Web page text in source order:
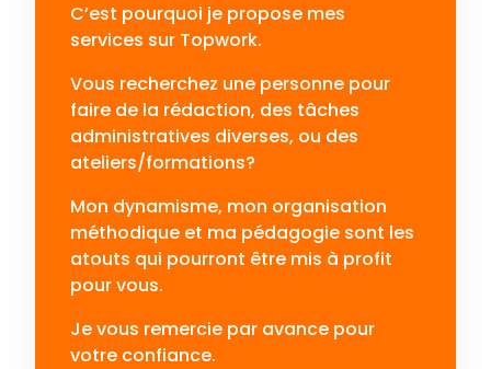
C’est pourquoi je propose mes
services sur Topwork.
Vous recherchez une personne pour
faire de la rédaction, des tâches
administratives diverses, ou des
ateliers/formations?
Mon dynamisme, mon organisation
méthodique et ma pédagogie sont les
atouts qui pourront être mis à profit
pour vous.
Je vous remercie par avance pour
votre confiance.